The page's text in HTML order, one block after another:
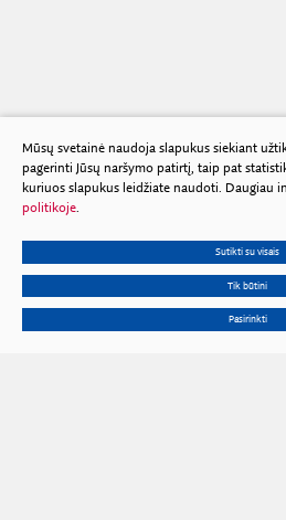
Mūsų svetainė naudoja slapukus siekiant
pagerinti Jūsų naršymo patirtį, taip pat
kuriuos slapukus leidžiate naudoti. Daugiau
politikoje.
Sutikti su visais
Tik būtini
Pasirinkti